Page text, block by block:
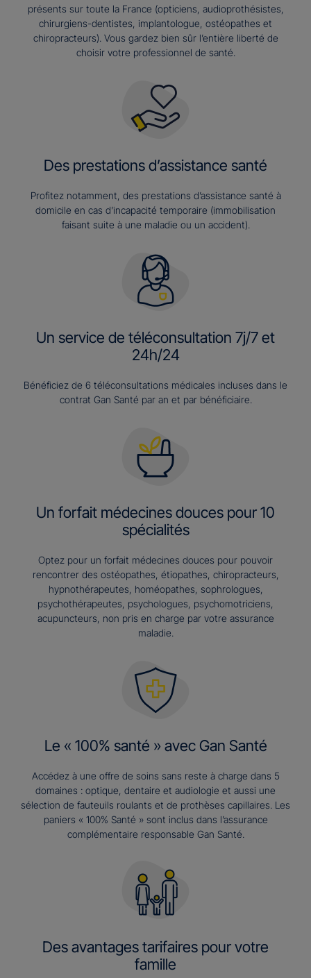
présents sur toute la France (opticiens, audioprothésistes,
chirurgiens-dentistes, implantologue, ostéopathes et
chiropracteurs). Vous gardez bien sûr l’entière liberté de
choisir votre professionnel de santé.
Des prestations d’assistance santé
Profitez notamment, des prestations d’assistance santé à
domicile en cas d’incapacité temporaire (immobilisation
faisant suite à une maladie ou un accident).
Un service de téléconsultation 7j/7 et
24h/24
Bénéficiez de 6 téléconsultations médicales incluses dans le
contrat Gan Santé par an et par bénéficiaire.
Un forfait médecines douces pour 10
spécialités
Optez pour un forfait médecines douces pour pouvoir
rencontrer des ostéopathes, étiopathes, chiropracteurs,
hypnothérapeutes, homéopathes, sophrologues,
psychothérapeutes, psychologues, psychomotriciens,
acupuncteurs, non pris en charge par votre assurance
maladie.
Le « 100% santé » avec Gan Santé
Accédez à une offre de soins sans reste à charge dans 5
domaines : optique, dentaire et audiologie et aussi une
sélection de fauteuils roulants et de prothèses capillaires. Les
paniers « 100% Santé » sont inclus dans l’assurance
complémentaire responsable Gan Santé.
Des avantages tarifaires pour votre
famille